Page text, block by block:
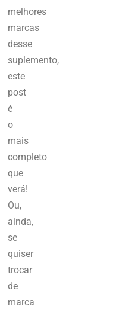
melhores
marcas
desse
suplemento,
este
post
é
o
mais
completo
que
verá!
Ou,
ainda,
se
quiser
trocar
de
marca